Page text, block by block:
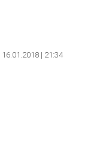
16.01.2018 | 21:34